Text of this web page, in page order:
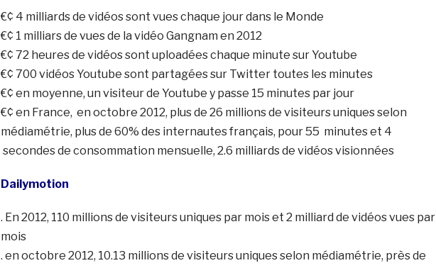
€¢ 4 milliards de vidéos sont vues chaque jour dans le Monde
€¢ 1 milliars de vues de la vidéo Gangnam en 2012
€¢ 72 heures de vidéos sont uploadées chaque minute sur Youtube
€¢ 700 vidéos Youtube sont partagées sur Twitter toutes les minutes
€¢ en moyenne, un visiteur de Youtube y passe 15 minutes par jour
€¢ en France, en octobre 2012, plus de 26 millions de visiteurs uniques selon
médiamétrie, plus de 60% des internautes français, pour 55 minutes et 4
secondes de consommation mensuelle, 2.6 milliards de vidéos visionnées
Dailymotion
. En 2012, 110 millions de visiteurs uniques par mois et 2 milliard de vidéos vues par
mois
. en octobre 2012, 10.13 millions de visiteurs uniques selon médiamétrie, près de